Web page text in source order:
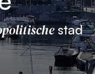
stad